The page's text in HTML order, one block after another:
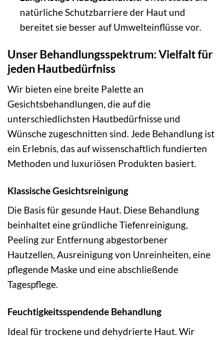
natürliche Schutzbarriere der Haut und
bereitet sie besser auf Umwelteinflüsse vor.
Unser Behandlungsspektrum: Vielfalt für
jeden Hautbedürfniss
Wir bieten eine breite Palette an
Gesichtsbehandlungen, die auf die
unterschiedlichsten Hautbedürfnisse und
Wünsche zugeschnitten sind. Jede Behandlung ist
ein Erlebnis, das auf wissenschaftlich fundierten
Methoden und luxuriösen Produkten basiert.
Klassische Gesichtsreinigung
Die Basis für gesunde Haut. Diese Behandlung
beinhaltet eine gründliche Tiefenreinigung,
Peeling zur Entfernung abgestorbener
Hautzellen, Ausreinigung von Unreinheiten, eine
pflegende Maske und eine abschließende
Tagespflege.
Feuchtigkeitsspendende Behandlung
Ideal für trockene und dehydrierte Haut. Wir